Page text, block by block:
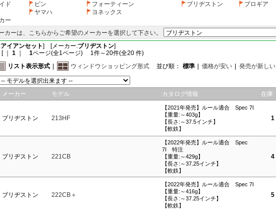
ド
ピン フォーティーン ブリヂストン プロギア
ヤマハ
ヨネックス
ー
カーは、こちらからご希望のメーカーを選択して下さい。
アイアンセット] [メーカー:ブリヂストン]
｜ 1｜ 1ページ(全1ページ) 1件～20件(全20 件)
リスト表示形式 ウィンドウショッピング形式 並び順： 標準 価格が安い 発売が新しい
メーカー モデル カタログ情報 在庫
ブリヂストン 213HF
【2021年発売】ルール適合 Spec 7I
【重量:～403g】
【長さ:～37.5インチ】
【軟鉄】
1
ブリヂストン 221CB
【2022年発売】ルール適合 Spec
7I 特注
【重量:～429g】
【長さ:～37.25インチ】
【軟鉄】
4
ブリヂストン 222CB＋
【2022年発売】ルール適合 Spec 7I
【重量:～416g】
【長さ:～37.25インチ】
【軟鉄】
5